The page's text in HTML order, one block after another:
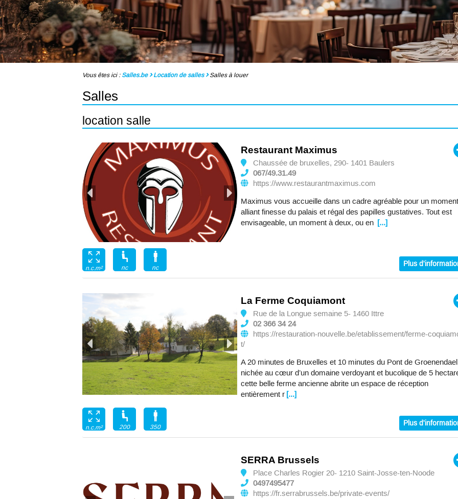
Vous êtes ici : Salles.be Location de salles Salles à louer
Salles
location salle
Restaurant Maximus
Chaussée de bruxelles, 290- 1401 Baulers
067/49.31.49
https://www.restaurantmaximus.com
Maximus vous accueille dans un cadre agréable pour un moment
alliant finesse du palais et régal des papilles gustatives. Tout est
envisageable, un moment à deux, ou en [...]
n.c.m² nc nc Plus
La Ferme Coquiamont
Rue de la Longue semaine 5- 1460 Ittre
02 366 34 24
https://restauration-nouvelle.be/etablissement/ferme-
t/
A 20 minutes de Bruxelles et 10 minutes du Pont de
nichée au cœur d’un domaine verdoyant et bucolique de 5
cette belle ferme ancienne abrite un espace de réception
entièrement r [...]
n.c.m² 200 350 Plus
SERRA Brussels
Place Charles Rogier 20- 1210 Saint-Josse-ten-Noode
0497495477
https://fr.serrabrussels.be/private-events/